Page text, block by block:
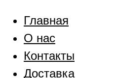
Главная
О нас
Контакты
Доставка